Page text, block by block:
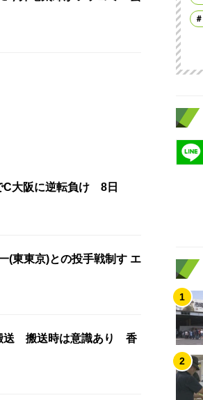
C大阪に逆転負け 8日
(東東京)との投手戦制す エ
送 搬送時は意識あり 香
1
2